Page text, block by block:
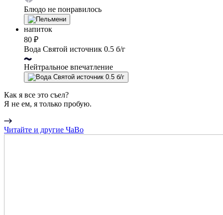
Блюдо не понравилось
напиток
80 ₽
Вода Святой источник 0.5 б/г
Нейтральное впечатление
Как я все это съел?
Я не ем, я только пробую.
Читайте и другие ЧаВо